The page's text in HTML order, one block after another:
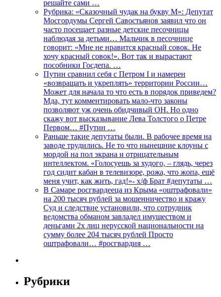
решайте сами …
Рубрика: «Сказочный чудак на букву М»: Депутат
Мосгордумы Сергей Савостьянов заявил что он
часто посещает разные детские песочницы
наблюдая за детьми… Мальчик в песочнице
говорит: «Мне не нравится красный совок. Не
хочу красный совок!». Вот так и вырастают
пособники Госдепа. …
Путин сравнил себя с Петром I и намерен
«возвращать и укреплять» территории России…
Может для начала то что есть в порядок приведем?
Мда, тут комментировать мало-что законы
позволяют уж очень обидчивый ОН. Но одно
скажу вот высказывание Лева Толстого о Петре
Первом… #Путин …
Раньше такие депутаты были. В рабочее время на
заводе трудились. Не то что нынешние клоуны с
мордой на пол экрана и отрицательным
интеллектом. «Голосуешь за худого, – глядь, через
год сидит кабан в телевизоре, рожа, что жопа, ещё
меня учит, как жить, гад!»- х/ф Брат #депутаты …
В Самаре росгвардееца из Крыма «оштрафовали»
на 200 тысяч рублей за мошенничество и кражу
Суд и следствие установили, что сотрудник
ведомства обманом завладел имуществом и
деньгами 2х лиц нерусской национальности на
сумму более 204 тысяч рублей Просто
оштрафовали… #росгвардия …
Рубрики